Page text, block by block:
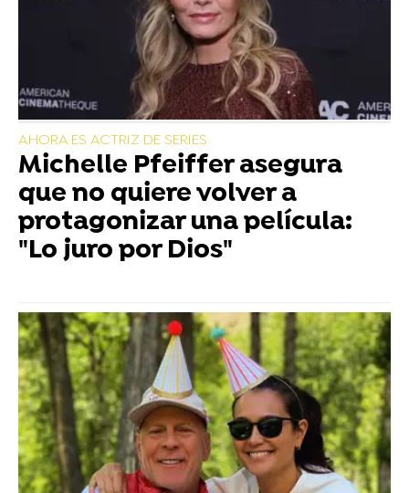
AHORA ES ACTRIZ DE SERIES
Michelle Pfeiffer asegura
que no quiere volver a
protagonizar una película:
"Lo juro por Dios"